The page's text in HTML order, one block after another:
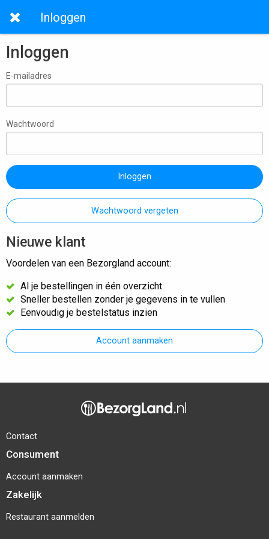
Inloggen
Inloggen
E-mailadres
Wachtwoord
Inloggen
Wachtwoord vergeten
Nieuwe klant
Voordelen van een Bezorgland account:
Al je bestellingen in één overzicht
Sneller bestellen zonder je gegevens in te vullen
Eenvoudig je bestelstatus inzien
Account aanmaken
Contact
Consument
Account aanmaken
Zakelijk
Restaurant aanmelden